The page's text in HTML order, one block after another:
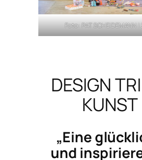
Foto: PAT SCHEIDEMANN |
DESIGN
KUNST
„Eine
und